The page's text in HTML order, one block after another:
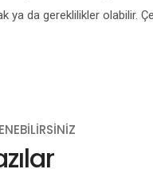
ya da gereklilikler olabilir.